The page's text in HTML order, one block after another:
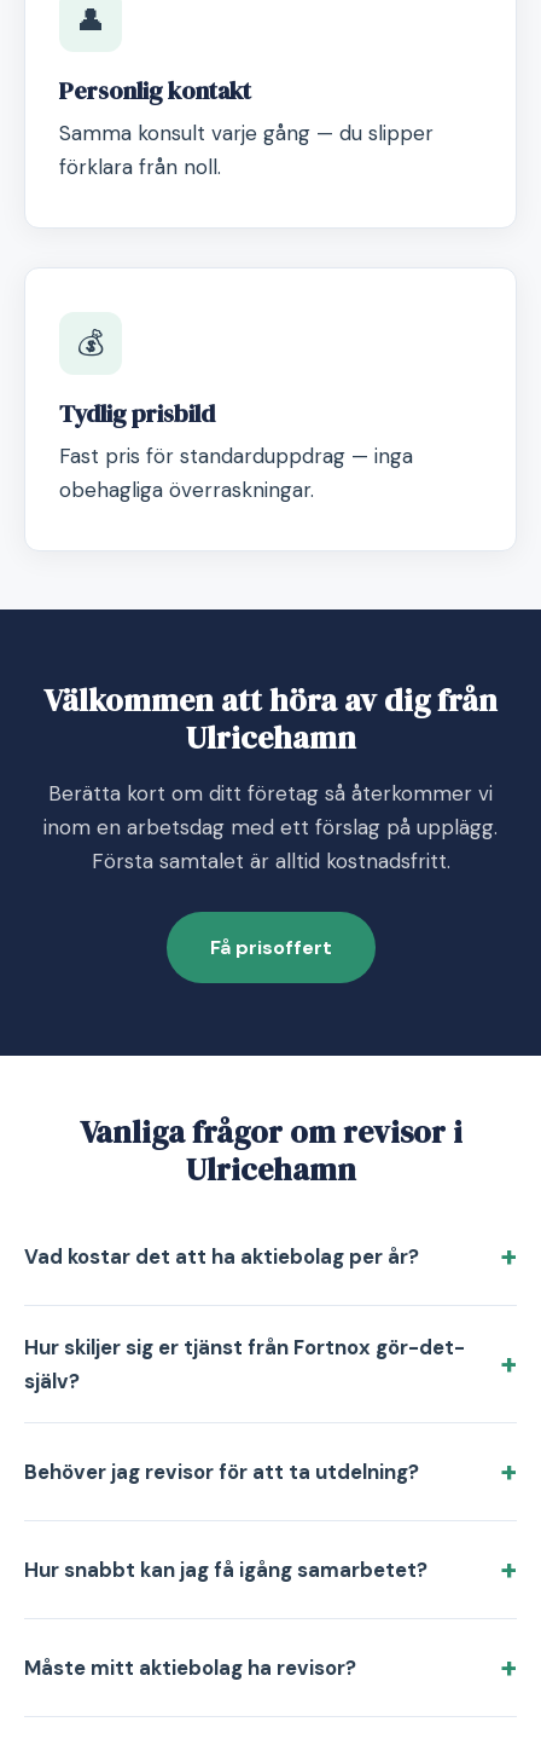
👤
Personlig kontakt
Samma konsult varje gång — du slipper
förklara från noll.
💰
Tydlig prisbild
Fast pris för standarduppdrag — inga
obehagliga överraskningar.
Välkommen att höra av dig från
Ulricehamn
Berätta kort om ditt företag så återkommer vi
inom en arbetsdag med ett förslag på upplägg.
Första samtalet är alltid kostnadsfritt.
Få prisoffert
Vanliga frågor om revisor i
Ulricehamn
Vad kostar det att ha aktiebolag per år?
Hur skiljer sig er tjänst från Fortnox gör-det-
själv?
Behöver jag revisor för att ta utdelning?
Hur snabbt kan jag få igång samarbetet?
Måste mitt aktiebolag ha revisor?